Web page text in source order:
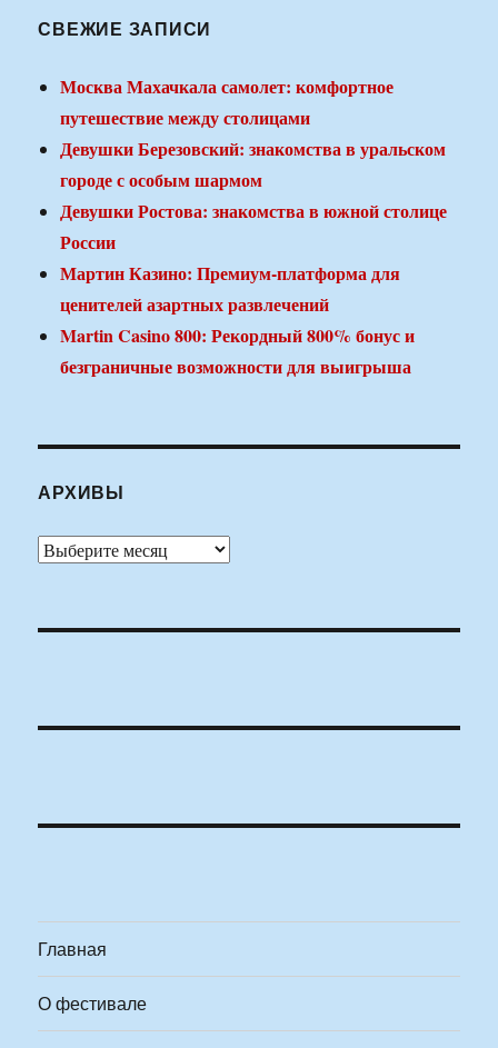
СВЕЖИЕ ЗАПИСИ
Москва Махачкала самолет: комфортное
путешествие между столицами
Девушки Березовский: знакомства в уральском
городе с особым шармом
Девушки Ростова: знакомства в южной столице
России
Мартин Казино: Премиум-платформа для
ценителей азартных развлечений
Martin Casino 800: Рекордный 800% бонус и
безграничные возможности для выигрыша
АРХИВЫ
Архивы
Главная
О фестивале